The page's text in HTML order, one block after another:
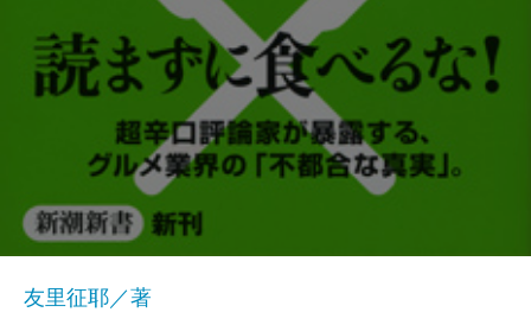
友里征耶／著